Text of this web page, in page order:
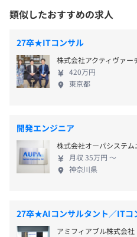
業界他社に一歩先んじたデジ
務提携。「金融✕データ」の
域経済への貢献を目指す。
その他多数
◆パーソナライズ基盤・施策
・Rtoaster（アールトースタ
ライベートDMP・CDP
・Ligla（リグラ）LINE特化
ートメーション
・Conomi（コノミ）マッチ
〈年間休日：127日〉
・土曜・日曜
・祝日
・夏季休暇
・年末年始休暇
・その他会社が定めた休日
・年次有給休暇（入社3カ月
・慶弔休暇
・介護休業
・産前産後休暇制度
・育児休業制度 など
・残業代
相談がある場合には、人事の
役員及び管理的地位にある者
役員11.1%
と自負しています。 現在、「人工知能」の登場によ
ってデータの重要性はます
の果たす役割も大きくなっ
活用した生産性や効率性の
る機運は確実に高まり続け
な技術が次々と生み出され
います。私たちはまさに
テージへと入りました。 プロフェッショナルとし
て、日々業務に取り組む社
士号保有者から数学者や元
店やアドテクノロジー企業
性に富んだ、高度な経験
ながら成長し、当社の新
ていく仲間を歓迎いたします。 当社は、働
類似したおすすめの求人
27卒★ITコンサル
株式会社アクティヴァー
420万円
東京都
開発エンジニア
株式会社オーパシステ
月収 35万円 〜
神奈川県
27卒★AIコンサルタント／ITコ
アミフィアブル株式会社